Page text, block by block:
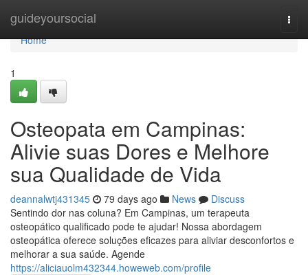
guideyoursocial
Home
Home
1
Osteopata em Campinas:
Alivie suas Dores e Melhore
sua Qualidade de Vida
deannalwtj431345 79 days ago News
Discuss
Sentindo dor nas coluna? Em Campinas, um terapeuta
osteopático qualificado pode te ajudar! Nossa abordagem
osteopática oferece soluções eficazes para aliviar desconfortos e
melhorar a sua saúde. Agende
https://aliciauolm432344.howeweb.com/profile